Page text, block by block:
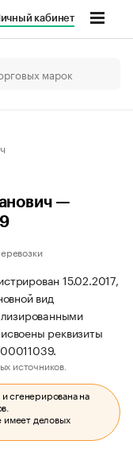
кабинет
—
15.02.2017,
вид
реквизиты
источников.
сгенерирована на
имеет деловых